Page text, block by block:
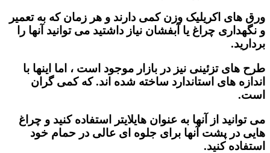
ورق های اکریلیک وزن کمی دارند و هر زمان که به تعمیر
و نگهداری چراغ یا آبفشان نیاز داشتید می توانید آنها را
بردارید.
طرح های تزئینی نیز در بازار موجود است ، اما اینها با
اندازه های استاندارد ساخته شده اند. که کمی گران
است.
می توانید از آنها به عنوان هایلایتر استفاده کنید و چراغ
هایی در پشت آنها برای جلوه ای عالی در حمام خود
استفاده کنید.